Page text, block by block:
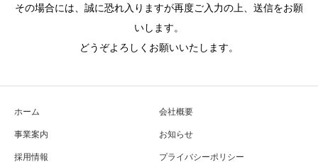
その場合には、誠に恐れ入りますが再度ご入力の上、送信をお願
いします。
どうぞよろしくお願いいたします。
ホーム
会社概要
事業案内
お知らせ
採用情報
プライバシーポリシー